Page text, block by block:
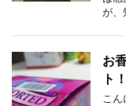
が、
お
ト！
こ